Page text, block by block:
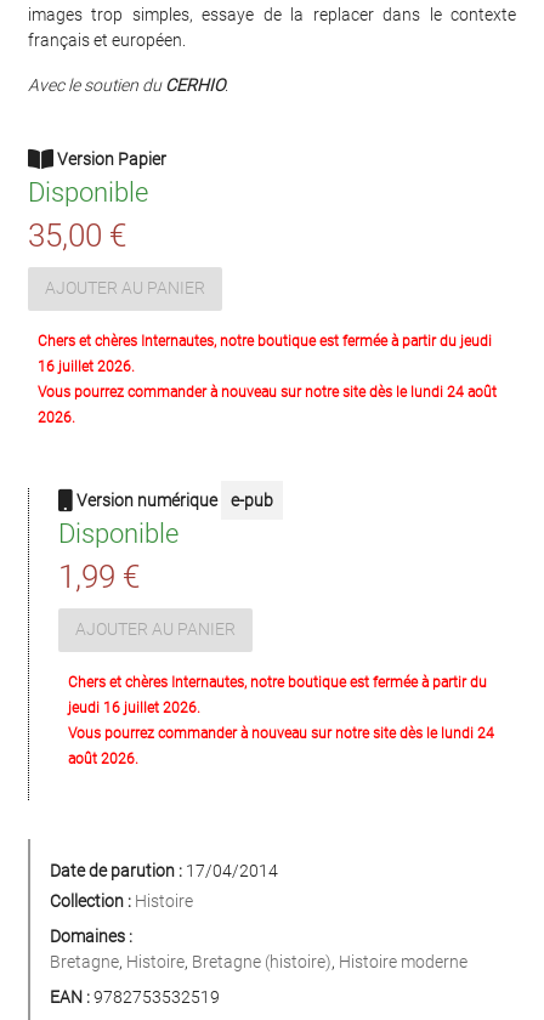
images trop simples, essaye de la replacer dans le contexte
français et européen.
Avec le soutien duCERHIO.
Version Papier
Disponible
35,00 €
AJOUTER AU PANIER
Chers et chères Internautes, notre boutique est fermée à partir du jeudi
16 juillet 2026.
Vous pourrez commander à nouveau sur notre site dès le lundi 24 août
2026.
Version numérique e-pub
Disponible
1,99 €
AJOUTER AU PANIER
Chers et chères Internautes, notre boutique est fermée à partir du
jeudi 16 juillet 2026.
Vous pourrez commander à nouveau sur notre site dès le lundi 24
août 2026.
Date de parution : 17/04/2014
Collection : Histoire
Domaines :
Bretagne, Histoire, Bretagne (histoire), Histoire moderne
EAN :9782753532519